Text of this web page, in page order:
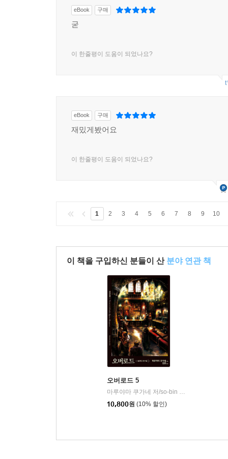
eBook 구매
굳
이 한줄평이 도움이 되었나요?
eBook 구매
재밌게봤어요
이 한줄평이 도움이 되었나요?
1 2 3 4 5 6 7 8 9 10
이 책을 구입하신 분들이 산 분야 연관 책
오버로드 5
마루야마 쿠가네 저/so-bin 그림/김완 역
10,800원 (10% 할인)